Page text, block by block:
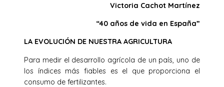
Victoria Cachot Martínez
“40 años de vida en España”
LA EVOLUCIÓN DE NUESTRA AGRICULTURA
Para medir el desarrollo agrícola de un país, uno de
los índices más fiables es el que proporciona el
consumo de fertilizantes.